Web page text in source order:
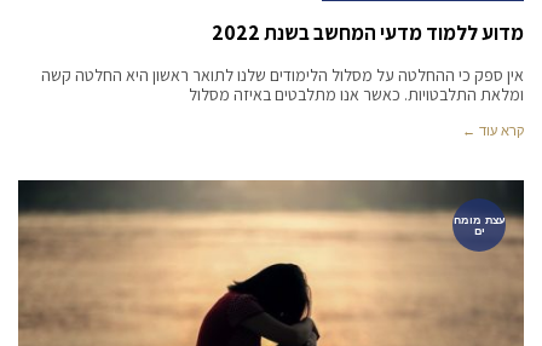
מדוע ללמוד מדעי המחשב בשנת 2022
אין ספק כי ההחלטה על מסלול הלימודים שלנו לתואר ראשון היא החלטה קשה
ומלאת התלבטויות. כאשר אנו מתלבטים באיזה מסלול
קרא עוד ←
עצת מומח
ים